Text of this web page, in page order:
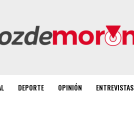
DEPORTE OPINIÓN ENTREVISTAS